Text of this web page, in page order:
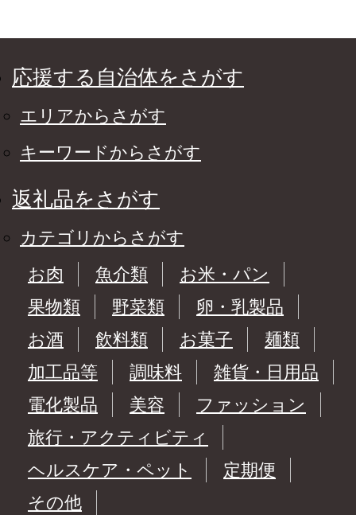
応援する自治体をさがす
エリアからさがす
キーワードからさがす
返礼品をさがす
カテゴリからさがす
お肉
魚介類
お米・パン
果物類
野菜類
卵・乳製品
お酒
飲料類 お菓子
麺類
加工品等
調味料
雑貨・日用品
電化製品
美容
ファッション
旅行・アクティビティ
ヘルスケア・ペット
定期便
その他